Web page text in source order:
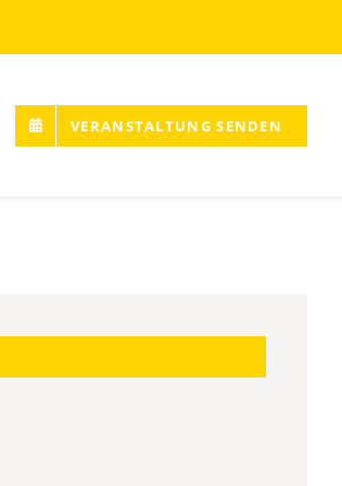
VERANSTALTUNG SENDEN